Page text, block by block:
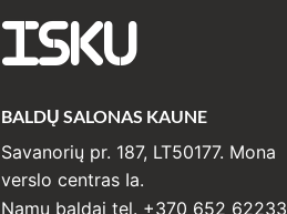
ISKU
BALDŲ SALONAS KAUNE
Savanorių pr. 187, LT50177. Mona
verslo centras Ia.
Namų baldai tel. +370 652 62233